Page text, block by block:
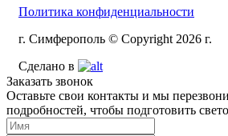
Политика конфиденциальности
г. Симферополь © Copyright 2026 г.
Сделано в
Заказать звонок
Оставьте свои контакты и мы
подробностей, чтобы подготовить